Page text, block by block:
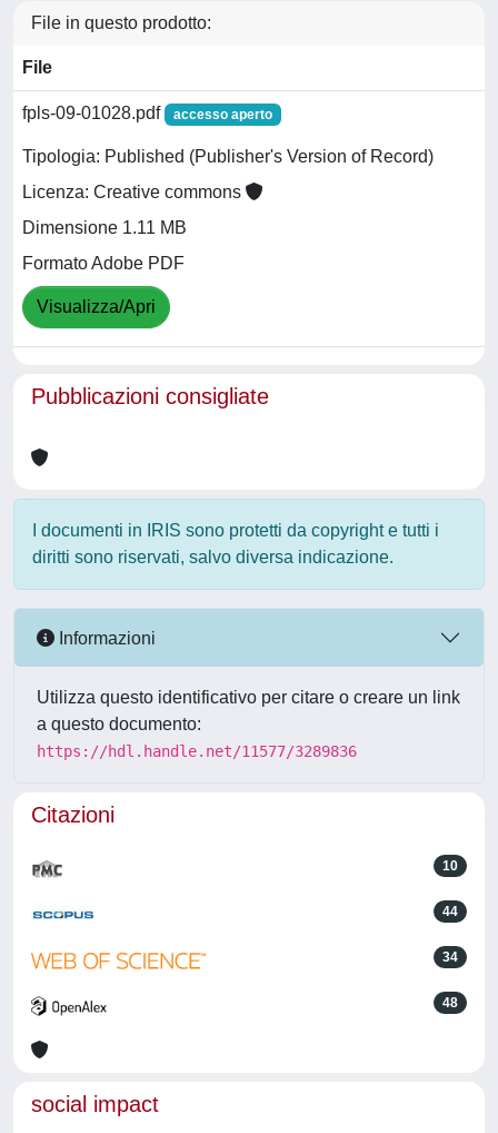
File in questo prodotto:
File
fpls-09-01028.pdf accesso aperto
Tipologia: Published (Publisher's Version of Record)
Licenza: Creative commons
Dimensione 1.11 MB
Formato Adobe PDF
Visualizza/Apri
Pubblicazioni consigliate
I documenti in IRIS sono protetti da copyright e tutti i
diritti sono riservati, salvo diversa indicazione.
Informazioni
Utilizza questo identificativo per citare o creare un link
a questo documento:
https://hdl.handle.net/11577/3289836
Citazioni
10
44
34
48
social impact